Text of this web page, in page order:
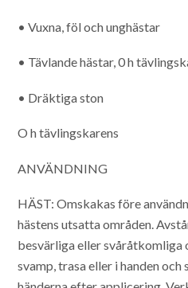
• Vuxna, föl och unghästar
• Tävlande hästar, 0 h
• Dräktiga ston
O h tävlingskarens
ANVÄNDNING
HÄST: Omskakas före
hästens utsatta områden.
besvärliga eller svåråtkomliga
svamp, trasa eller i handen